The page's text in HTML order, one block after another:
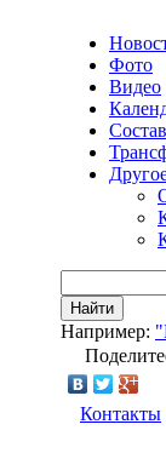
Фото
Видео
Состав
Найти
Например:
Контакты